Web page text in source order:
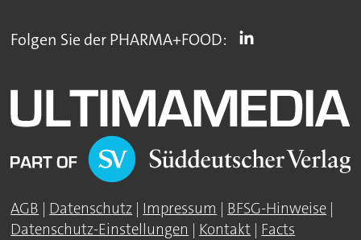
Folgen Sie der PHARMA+FOOD:
AGB | Datenschutz | Impressum | BFSG-Hinweise |
Datenschutz-Einstellungen | Kontakt | Facts